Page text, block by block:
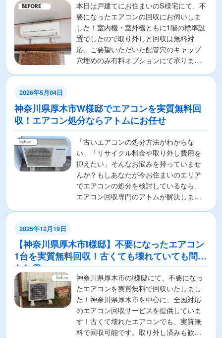
本日は戸建てにお住まいのS様宅にて、不
要になったエアコンの回収にお伺いしま
した！室内機・室外機ともに1階の標準設
置でしたので取り外しと回収は無料対
応、ご要望いただいた配管穴のキャップ
穴埋めのみ有料オプションにて承りまし
2026年5月04日
神奈川県厚木市W様邸でエアコンを実質無料回
収！エアコン処分ならアトムにお任せ
「古いエアコンの処分方法がわからな
い」「リサイクル料金や取り外し費用を
抑えたい」そんなお悩みを持っていませ
んか？もしあなたが今お住まいのエリア
でエアコンの処分を検討しているなら、
エアコン回収専門のアトムが解決しま
2025年12月19日
【神奈川県厚木市I様邸】不要になったエアコン
1台を実質無料回収！古くても壊れていても問題
なし◎
神奈川県厚木市のI様邸にて、不要になっ
たエアコンを実質無料で回収いたしまし
た！神奈川県厚木市を中心に、全国対応
のエアコン回収サービスを提供していま
す！古くて壊れたエアコンでも、実質無
料で回収可能です。取り外し済みも歓